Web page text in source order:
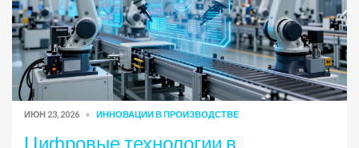
ИЮН 23, 2026 ИННОВАЦИИ В ПРОИЗВОДСТВЕ
Цифровые технологии в